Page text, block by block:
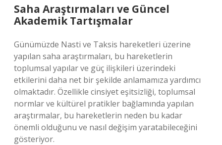
Saha Araştırmaları ve Güncel
Akademik Tartışmalar
Günümüzde Nasti ve Taksis hareketleri üzerine
yapılan saha araştırmaları, bu hareketlerin
toplumsal yapılar ve güç ilişkileri üzerindeki
etkilerini daha net bir şekilde anlamamıza yardımcı
olmaktadır. Özellikle cinsiyet eşitsizliği, toplumsal
normlar ve kültürel pratikler bağlamında yapılan
araştırmalar, bu hareketlerin neden bu kadar
önemli olduğunu ve nasıl değişim yaratabileceğini
gösteriyor.